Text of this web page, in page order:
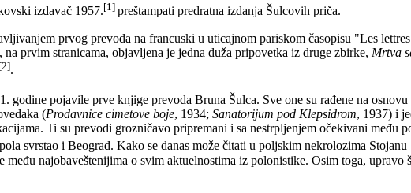
izdavač 1957.[1] preštampati predratna izdanja Šulcovih priča.
prvog prevoda na francuski u uticajnom pariskom časopisu "Les
prvim stranicama, objavljena je jedna duža pripovetka iz druge zbirke, Mrtva
[2].
godine pojavile prve knjige prevoda Bruna Šulca. Sve one su rađene na
(Prodavnice cimetove boje, 1934; Sanatorijum pod Klepsidrom, 1937) i
Ti su prevodi grozničavo pripremani i sa nestrpljenjem očekivani među
svrstao i Beograd. Kako se danas može čitati u poljskim nekrolozima Stojanu
najobaveštenijima o svim aktuelnostima iz polonistike. Osim toga, upravo